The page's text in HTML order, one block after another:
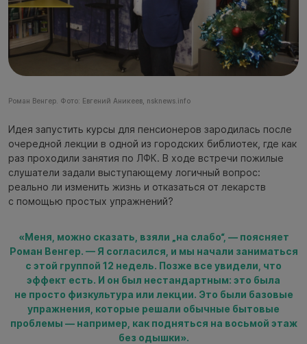
Роман Венгер. Фото: Евгений Аникеев, nsknews.info
Идея запустить курсы для пенсионеров зародилась после
очередной лекции в одной из городских библиотек, где как
раз проходили занятия по ЛФК. В ходе встречи пожилые
слушатели задали выступающему логичный вопрос:
реально ли изменить жизнь и отказаться от лекарств
с помощью простых упражнений?
«Меня, можно сказать, взяли „на слабо“, — поясняет
Роман Венгер. — Я согласился, и мы начали заниматься
с этой группой 12 недель. Позже все увидели, что
эффект есть. И он был нестандартным: это была
не просто физкультура или лекции. Это были базовые
упражнения, которые решали обычные бытовые
проблемы — например, как подняться на восьмой этаж
без одышки».